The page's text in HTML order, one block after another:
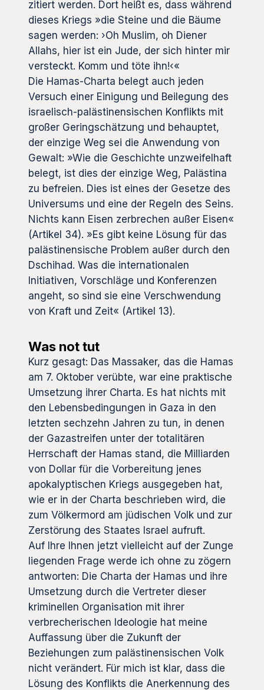
zitiert werden. Dort heißt es, dass während
dieses Kriegs »die Steine und die Bäume
sagen werden: ›Oh Muslim, oh Diener
Allahs, hier ist ein Jude, der sich hinter mir
versteckt. Komm und töte ihn!‹«
Die Hamas-Charta belegt auch jeden
Versuch einer Einigung und Beilegung des
israelisch-palästinensischen Konflikts mit
großer Geringschätzung und behauptet,
der einzige Weg sei die Anwendung von
Gewalt: »Wie die Geschichte unzweifelhaft
belegt, ist dies der einzige Weg, Palästina
zu befreien. Dies ist eines der Gesetze des
Universums und eine der Regeln des Seins.
Nichts kann Eisen zerbrechen außer Eisen«
(Artikel 34). »Es gibt keine Lösung für das
palästinensische Problem außer durch den
Dschihad. Was die internationalen
Initiativen, Vorschläge und Konferenzen
angeht, so sind sie eine Verschwendung
von Kraft und Zeit« (Artikel 13).
Was not tut
Kurz gesagt: Das Massaker, das die Hamas
am 7. Oktober verübte, war eine praktische
Umsetzung ihrer Charta. Es hat nichts mit
den Lebensbedingungen in Gaza in den
letzten sechzehn Jahren zu tun, in denen
der Gazastreifen unter der totalitären
Herrschaft der Hamas stand, die Milliarden
von Dollar für die Vorbereitung jenes
apokalyptischen Kriegs ausgegeben hat,
wie er in der Charta beschrieben wird, die
zum Völkermord am jüdischen Volk und zur
Zerstörung des Staates Israel aufruft.
Auf Ihre Ihnen jetzt vielleicht auf der Zunge
liegenden Frage werde ich ohne zu zögern
antworten: Die Charta der Hamas und ihre
Umsetzung durch die Vertreter dieser
kriminellen Organisation mit ihrer
verbrecherischen Ideologie hat meine
Auffassung über die Zukunft der
Beziehungen zum palästinensischen Volk
nicht verändert. Für mich ist klar, dass die
Lösung des Konflikts die Anerkennung des